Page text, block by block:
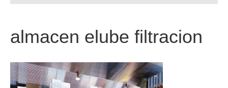
almacen elube filtracion